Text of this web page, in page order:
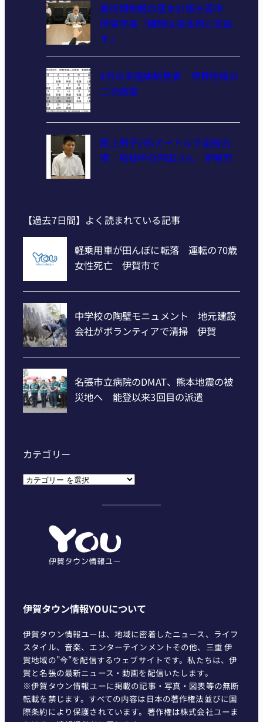
美術博物館の基本計画を答申
伊賀市長「構想は抜本的に見直
す」
9月の実施体制発表 伊賀地域の
二次救急
陸上男子200メートルで全国出
場 柘植中の内田さん 伊賀市
【過去7日間】よく読まれている記事
カテゴリー
カ
伊賀タウン情報YOUについて
伊賀タウン情報ユーは、地域に密着したニュース、ライフ
スタイル、音楽、エンターテインメントその他、三重 伊
賀地域の"今"を配信するウェブサイトです。私たちは、伊
賀と名張の最新ニュース・動画を配信いたします。
※伊賀タウン情報ユーに掲載の記事・写真・図表等の無断
転載を禁じます。すべての内容は日本の著作権法並びに国
際条約により保護されています。著作権は株式会社ユーま